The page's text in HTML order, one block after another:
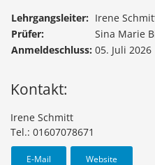
Lehrgangsleiter: Irene
Prüfer:
Sina Marie
Anmeldeschluss: 05. Juli 2026
Kontakt:
Irene Schmitt
Tel.: 01607078671
E-Mail Website